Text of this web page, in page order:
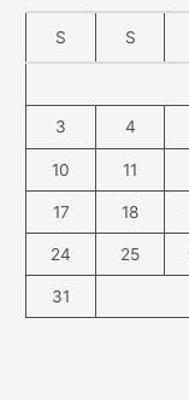
S S
3 4
10 11
17 18
24 25
31